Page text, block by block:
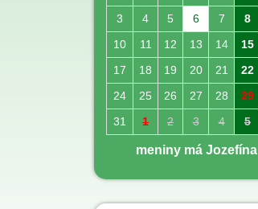
3
4 5 6 7 8
10
11 12 13 14 15
17
18 19 20 21 22
24
25 26 27 28 29
31
1 2 3 4 5
meniny má Jozefína